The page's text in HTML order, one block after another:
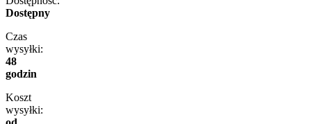
Dostępny
Czas
wysyłki:
48
godzin
Koszt
wysyłki: